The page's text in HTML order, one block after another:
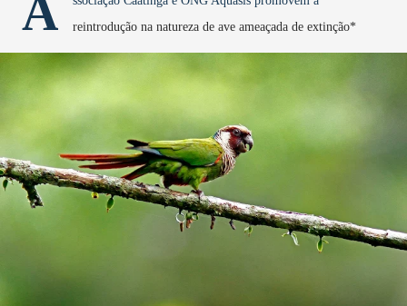
A
reintrodução na natureza de ave ameaçada de extinção*